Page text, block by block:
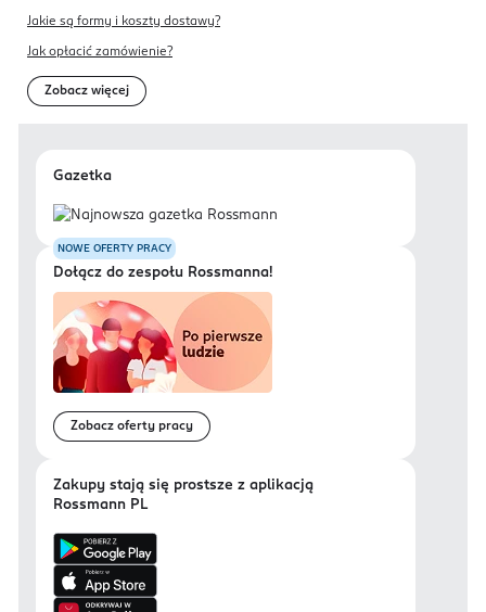
Jakie są formy i koszty dostawy?
Jak opłacić zamówienie?
Zobacz więcej
Gazetka
NOWE OFERTY PRACY
Dołącz do zespołu Rossmanna!
Zobacz oferty pracy
Zakupy stają się prostsze z aplikacją
Rossmann PL